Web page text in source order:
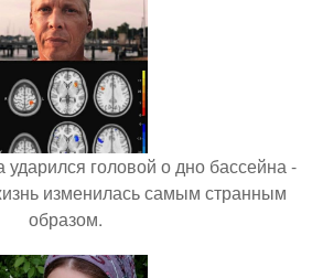
головой о дно бассейна -
изменилась самым странным
образом.